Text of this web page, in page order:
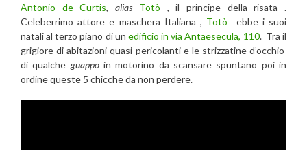
Antonio de Curtis,alias Totò , il principe della risata .
Celeberrimo attore e maschera Italiana , Totò ebbe i suoi
natali al terzo piano di un edificio in via Antaesecula, 110. Tra il
grigiore di abitazioni quasi pericolanti e le strizzatine d’occhio
di qualche guappoin motorino da scansare spuntano poi in
ordine queste 5 chicche da non perdere.